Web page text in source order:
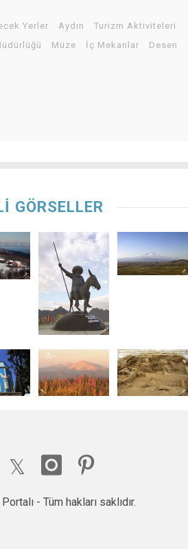
Yerler Aydın
Turizm Aktiviteleri
Müze İç Mekanlar
Desen
GÖRSELLER
- Tüm hakları saklıdır.